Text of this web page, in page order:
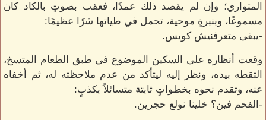
المتواري؛ وإن لم يقصد ذلك عمدًا، فعقب بصوتٍ بالكاد كان
مسموعًا، وبنبرةٍ موحية، تحمل في طياتها شرًا عظيمًا:
-يبقى متعرفنيش كويس.
وقعت أنظاره على السكين الموضوع في طبق الطعام المتسخ،
التقطه بيده، ونظر إليه ليتأكد من عدم ملاحظته له، ثم أخفاه
عنه، وتقدم نحوه بخطواتٍ ثابتة متسائلاً بكذبٍ:
-الفحم فين؟ خلينا نولع حجرين.